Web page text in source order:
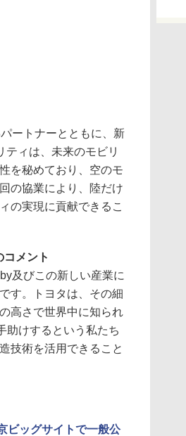
ートナーとともに、新
ティは、未来のモビリ
を秘めており、空のモ
の協業により、陸だけ
の実現に貢献できるこ
メント
及びこの新しい産業に
す。トヨタは、その細
高さで世界中に知られ
助けするという私たち
技術を活用できること
ビッグサイトで一般公